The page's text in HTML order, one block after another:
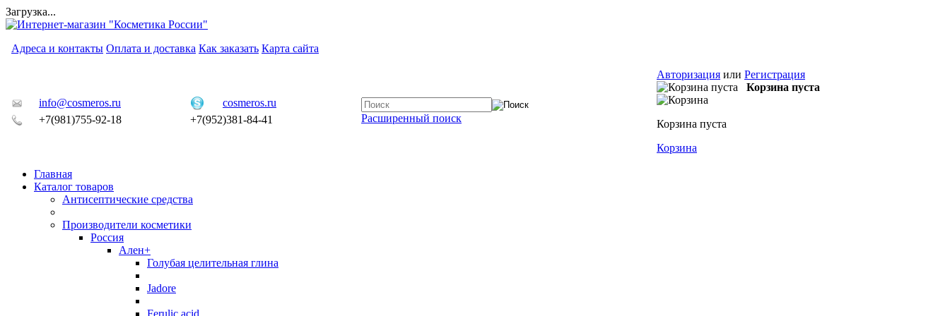
Загрузка...
Адреса и контакты Оплата и доставка Как заказать Карта сайта
info@cosmeros.ru
cosmeros.ru
+7(981)755-92-18
+7(952)381-84-41 Расширенный поиск
Авторизация или Регистрация
Корзина пуста
Корзина пуста
Корзина
Главная
Каталог товаров
Антисептические средства
Производители косметики
Россия
Ален+
Голубая целительная глина
Jadore
Ferulic acid